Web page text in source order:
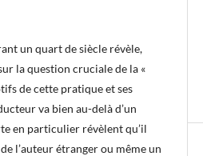
un quart de siècle révèle,
la question cruciale de la «
de cette pratique et ses
va bien au-delà d’un
en particulier révèlent qu’il
l’auteur étranger ou même un